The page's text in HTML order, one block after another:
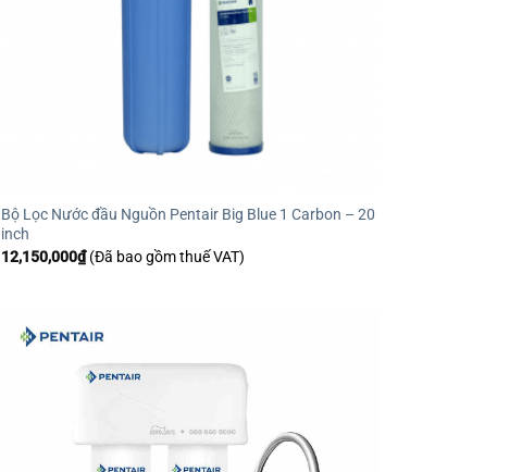
Bộ Lọc Nước đầu Nguồn Pentair Big Blue 1 Carbon – 20
inch
12,150,000₫ (Đã bao gồm thuế VAT)